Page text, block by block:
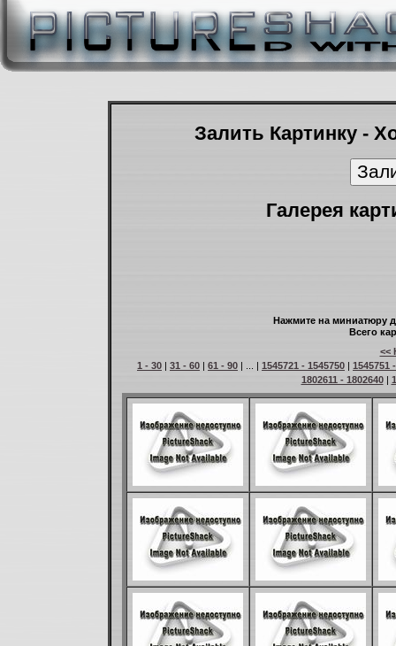
Залить Картинку -
Галерея
Нажмите на миниатюру
Всего
<<
1 - 30 | 31 - 60 | 61 - 90 | ... | 1545721 - 1545750 | 1545751
1802611 - 1802640|